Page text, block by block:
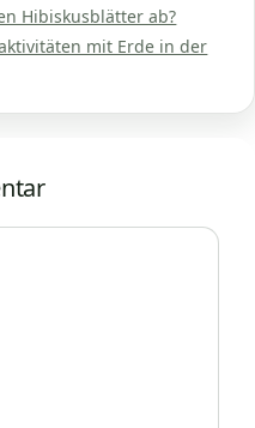
Hibiskusblätter ab?
mit Erde in der